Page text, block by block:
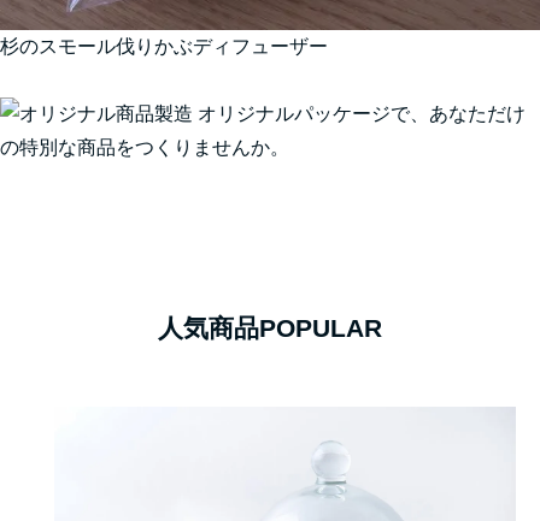
杉のスモール伐りかぶディフューザー
人気商品POPULAR